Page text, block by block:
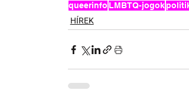
queerinfo LMBTQ-jogok
HÍREK